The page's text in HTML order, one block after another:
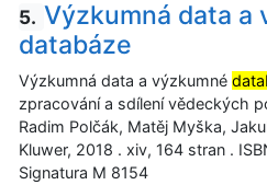
5. Výzkumná data a
databáze
Výzkumná data a výzkumné
zpracování a sdílení vědeckých
Radim Polčák, Matěj Myška,
Kluwer, 2018 . xiv, 164 stran .
Signatura M 8154